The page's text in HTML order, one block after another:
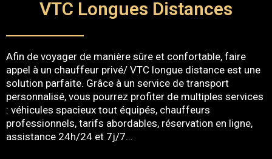
VTC Longues Distances
Afin de voyager de manière sûre et confortable, faire
appel à un chauffeur privé/ VTC longue distance est une
solution parfaite. Grâce à un service de transport
personnalisé, vous pourrez profiter de multiples services
: véhicules spacieux tout équipés, chauffeurs
professionnels, tarifs abordables, réservation en ligne,
assistance 24h/24 et 7j/7…